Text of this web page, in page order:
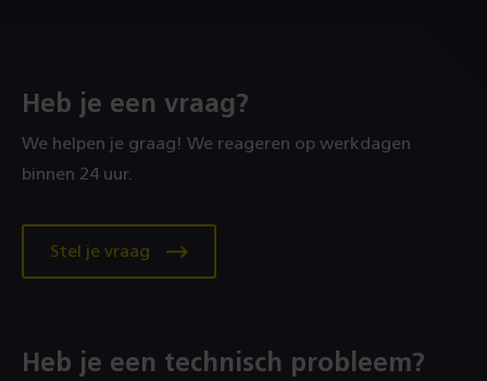
Heb je een vraag?
We helpen je graag! We reageren op werkdagen
binnen 24 uur.
Stel je vraag
Heb je een technisch probleem?